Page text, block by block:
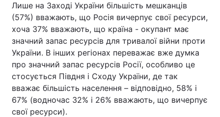
Лише на Заході України більшість мешканців
(57%) вважають, що Росія вичерпує свої ресурси,
хоча 37% вважають, що країна - окупант має
значний запас ресурсів для тривалої війни проти
України. В інших регіонах переважає вже думка
про значний запас ресурсів Росії, особливо це
стосується Півдня і Сходу України, де так
вважає більшість населення – відповідно, 58% і
67% (водночас 32% і 26% вважають, що вичерпує
свої ресурси).